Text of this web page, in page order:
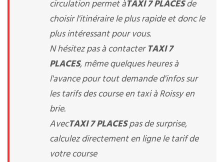
circulation permet àTAXI 7 PLACESde
choisir l'itinéraire le plus rapide et donc le
plus intéressant pour vous.
N hésitez pas à contacterTAXI 7
PLACES, même quelques heures à
l'avance pour tout demande d'infos sur
les tarifs des course en taxi à Roissy en
brie.
AvecTAXI 7 PLACESpas de surprise,
calculez directement en ligne le tarif de
votre course